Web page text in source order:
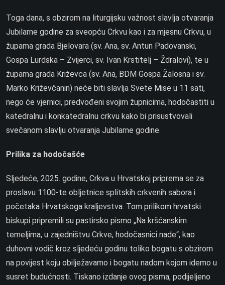
Toga dana, s obzirom na liturgijsku važnost slavlja otvaranja
Jubilarne godine za sveopću Crkvu kao i za mjesnu Crkvu, u
župama grada Bjelovara (sv. Ana, sv. Antun Padovanski,
Gospa Lurdska – Zvijerci, sv. Ivan Krstitelj – Ždralovi), te u
župama grada Križevca (sv. Ana, BDM Gospa Žalosna i sv.
Marko Križevčanin) neće biti slavlja Svete Mise u 11 sati,
nego će vjernici, predvođeni svojim župnicima, hodočastiti u
katedralnu i konkatedralnu crkvu kako bi prisustvovali
svečanom slavlju otvaranja Jubilarne godine.
Prilika za hodočašće
Sljedeće, 2025. godine, Crkva u Hrvatskoj priprema se za
proslavu 1100-te obljetnice splitskih crkvenih sabora i
početaka Hrvatskoga kraljevstva. Tom prilikom hrvatski
biskupi pripremili su pastirsko pismo „Na kršćanskim
temeljima, u zajedništvu Crkve, hodočasnici nade“, kao
duhovni vodič kroz sljedeću godinu toliko bogatu s obzirom
na povijest koju obilježavamo i bogatu nadom kojom idemo u
susret budućnosti. Tiskano izdanje ovog pisma, podijeljeno